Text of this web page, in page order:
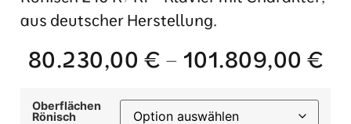
aus deutscher Herstellung.
80.230,00 € – 101.809,00 €
Oberflächen
Rönisch